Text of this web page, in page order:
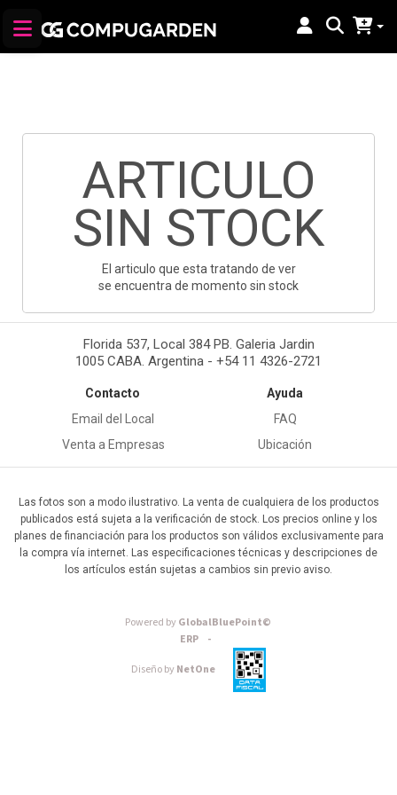
ARTICULO
SIN STOCK
El articulo que esta tratando de ver
se encuentra de momento sin stock
Florida 537, Local 384 PB. Galeria Jardin
1005 CABA. Argentina - +54 11 4326-2721
Contacto
Email del Local
Venta a Empresas
Ayuda
FAQ
Ubicación
Las fotos son a modo ilustrativo. La venta de cualquiera de los productos
publicados está sujeta a la verificación de stock. Los precios online y los
planes de financiación para los productos son válidos exclusivamente para
la compra vía internet. Las especificaciones técnicas y descripciones de
los artículos están sujetas a cambios sin previo aviso.
Powered byGlobalBluePoint©
ERP -
Diseño byNetOne